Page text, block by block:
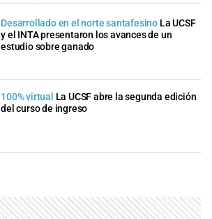
Desarrollado en el norte santafesino La UCSF
y el INTA presentaron los avances de un
estudio sobre ganado
100% virtual La UCSF abre la segunda edición
del curso de ingreso